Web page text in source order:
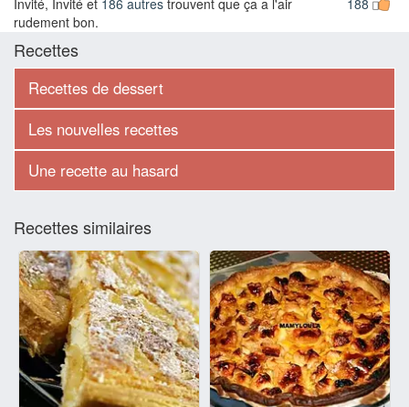
rudement bon.
Recettes
Recettes de dessert
Les nouvelles recettes
Une recette au hasard
Recettes similaires